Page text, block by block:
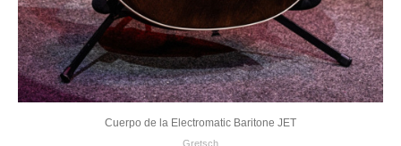
Cuerpo de la Electromatic Baritone JET
Gretsch